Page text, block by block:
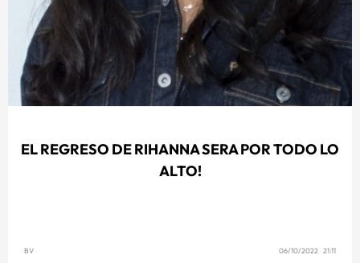
EL REGRESO DE RIHANNA SERA POR TODO LO
ALTO!
BV 06/10/2022 21:11